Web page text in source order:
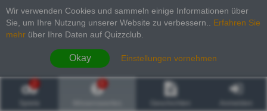
Wir verwenden Cookies und sammeln einige Informationen über
Sie, um Ihre Nutzung unserer Website zu verbessern.
Erfahren Sie
mehr über Ihre Daten auf Quizzclub.
Okay Einstellungen vornehmen
2